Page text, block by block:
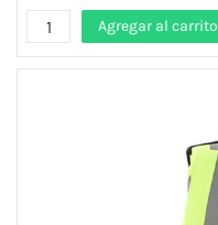
Agregar al carrito